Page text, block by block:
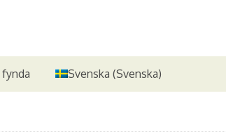
Svenska (Svenska)